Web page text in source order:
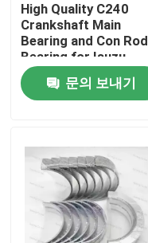
비디오
High Quality C240
Crankshaft Main
Bearing and Con Rod
Bearing for Isuzu
Motor Diesel Engine
Part
문의 보내기